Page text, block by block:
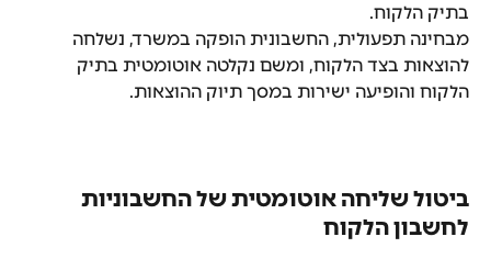
בתיק הלקוח.
מבחינה תפעולית, החשבונית הופקה במשרד, נשלחה
להוצאות בצד הלקוח, ומשם נקלטה אוטומטית בתיק
הלקוח והופיעה ישירות במסך תיוק ההוצאות.
ביטול שליחה אוטומטית של החשבוניות
לחשבון הלקוח